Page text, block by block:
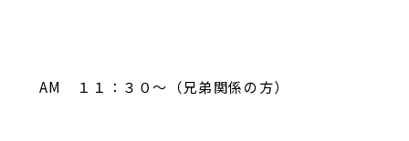
AM １１：３０〜（兄弟関係の方）